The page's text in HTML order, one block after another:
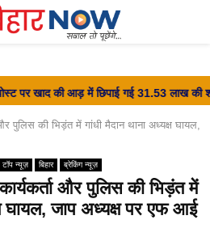
खाद की आड़ में छिपाई गई 31.53 लाख की शराब
पुलिस की भिड़ंत में गांधी मैदान थाना अध्यक्ष घायल,
टॉप न्यूज़ बिहार ब्रेकिंग न्यूज़
और पुलिस की भिड़ंत में
घायल, जाप अध्यक्ष पर एफ आई